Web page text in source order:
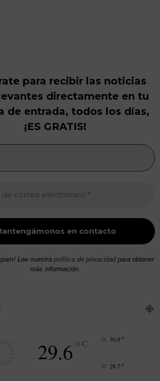
para recibir las noticias
directamente en tu
de entrada, todos los días,
¡ES GRATIS!
Lee nuestra política de privacidadpara obtener
más información.
29.6°C 30.8°
28.7°